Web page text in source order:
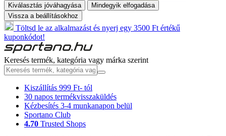
Kiválasztás jóváhagyása
Mindegyik elfogadása
Vissza a beállításokhoz
Töltsd le az alkalmazást és nyerj egy 3500 Ft értékű
kuponkódot!
Keresés termék, kategória vagy márka szerint
Kiszállítás 999 Ft- tól
30 napos termékvisszaküldés
Kézbesítés 3-4 munkanapon belül
Sportano Club
4.70 Trusted Shops